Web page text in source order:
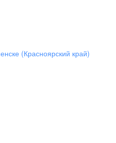
(Красноярский край)